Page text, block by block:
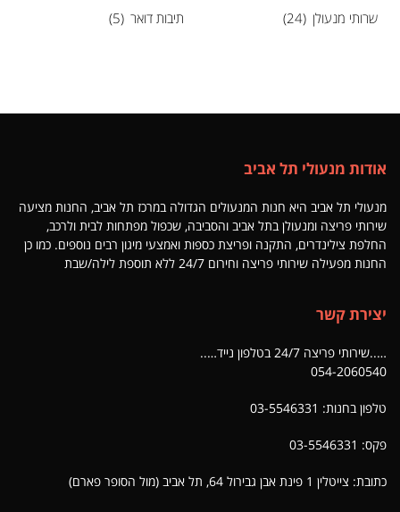
שרותי מנעולן (24) תיבות דואר (5)
אודות מנעולי תל אביב
מנעולי תל אביב היא חנות המנעולים הגדולה במרכז תל אביב, החנות מציעה
שירותי פריצה ומנעולן בתל אביב והסביבה, שכפול מפתחות לבית ולרכב,
החלפת צילינדרים, התקנה ופריצת כספות ואמצעי מיגון רבים נוספים. כמו כן
החנות מפעילה שירותי פריצה וחירום 24/7 ללא תוספת לילה/שבת
יצירת קשר
…..שירותי פריצה 24/7 בטלפון נייד…..
054-2060540
טלפון בחנות: 03-5546331
פקס: 03-5546331
כתובת: צייטלין 1 פינת אבן גבירול 64, תל אביב (מול הסופר פארם)